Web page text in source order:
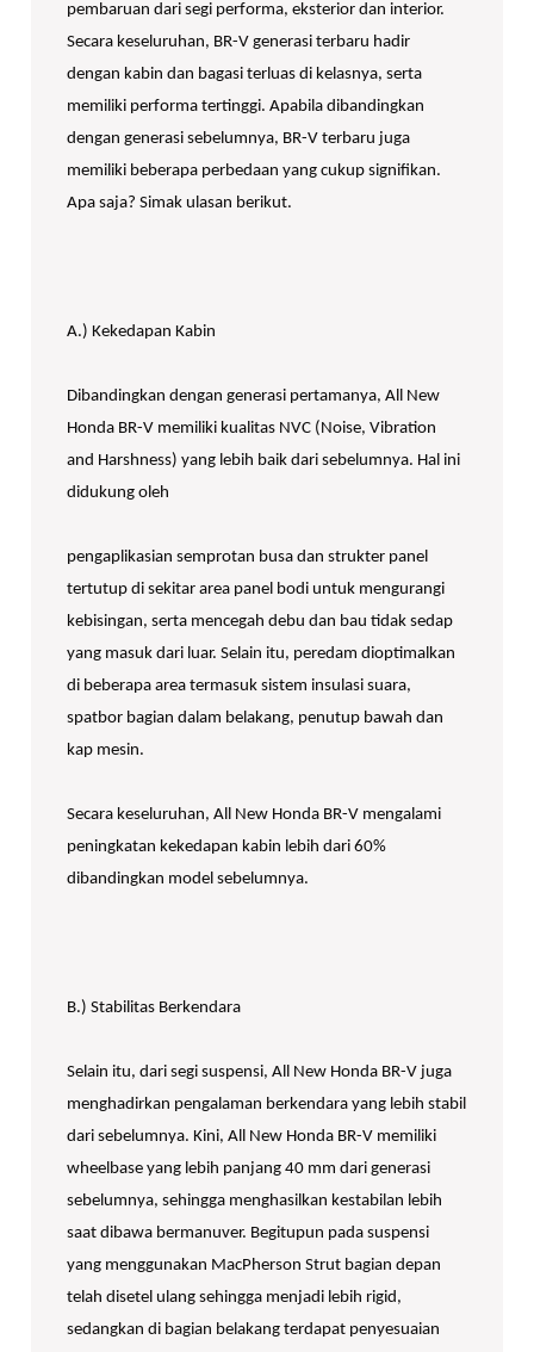
pembaruan dari segi performa, eksterior dan interior.
Secara keseluruhan, BR-V generasi terbaru hadir
dengan kabin dan bagasi terluas di kelasnya, serta
memiliki performa tertinggi. Apabila dibandingkan
dengan generasi sebelumnya, BR-V terbaru juga
memiliki beberapa perbedaan yang cukup signifikan.
Apa saja? Simak ulasan berikut.
A.) Kekedapan Kabin
Dibandingkan dengan generasi pertamanya, All New
Honda BR-V memiliki kualitas NVC (Noise, Vibration
and Harshness) yang lebih baik dari sebelumnya. Hal ini
didukung oleh
pengaplikasian semprotan busa dan strukter panel
tertutup di sekitar area panel bodi untuk mengurangi
kebisingan, serta mencegah debu dan bau tidak sedap
yang masuk dari luar. Selain itu, peredam dioptimalkan
di beberapa area termasuk sistem insulasi suara,
spatbor bagian dalam belakang, penutup bawah dan
kap mesin.
Secara keseluruhan, All New Honda BR-V mengalami
peningkatan kekedapan kabin lebih dari 60%
dibandingkan model sebelumnya.
B.) Stabilitas Berkendara
Selain itu, dari segi suspensi, All New Honda BR-V juga
menghadirkan pengalaman berkendara yang lebih stabil
dari sebelumnya. Kini, All New Honda BR-V memiliki
wheelbase yang lebih panjang 40 mm dari generasi
sebelumnya, sehingga menghasilkan kestabilan lebih
saat dibawa bermanuver. Begitupun pada suspensi
yang menggunakan MacPherson Strut bagian depan
telah disetel ulang sehingga menjadi lebih rigid,
sedangkan di bagian belakang terdapat penyesuaian